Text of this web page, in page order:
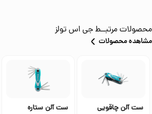
محصولات مرتبــطجی اس تولز
مشاهده محصولات
ست آلن چاقویی
ست آلن ستاره